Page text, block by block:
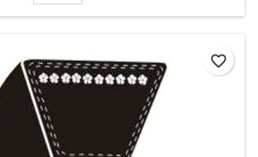
favorite_border